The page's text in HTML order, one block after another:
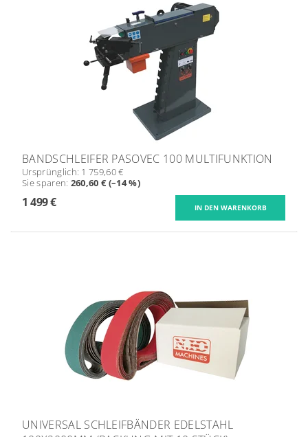
BANDSCHLEIFER PASOVEC 100 MULTIFUNKTION
Ursprünglich: 1 759,60 €
Sie sparen: 260,60 € (–14 %)
1 499 €
UNIVERSAL SCHLEIFBÄNDER EDELSTAHL